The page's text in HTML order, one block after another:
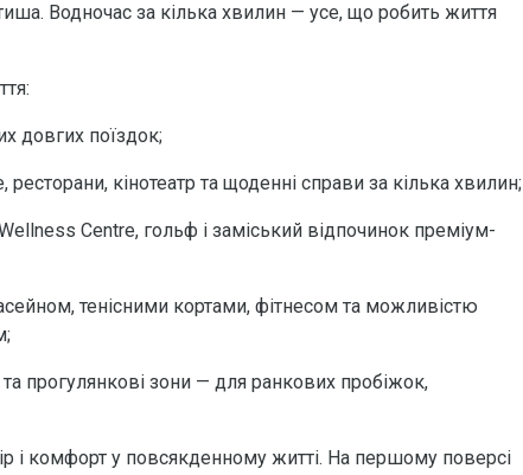
Водночас за кілька хвилин — усе, що робить життя
довгих поїздок;
кінотеатр та щоденні справи за кілька хвилин;
Centre, гольф і заміський відпочинок преміум-
тенісними кортами, фітнесом та можливістю
прогулянкові зони — для ранкових пробіжок,
і комфорт у повсякденному житті. На першому поверсі